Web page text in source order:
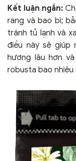
Kết luận ngắn:
rang và bao bì;
tránh tủ lạnh và
điều này sẽ giúp
hương lâu hơn
robusta bao nhiêu